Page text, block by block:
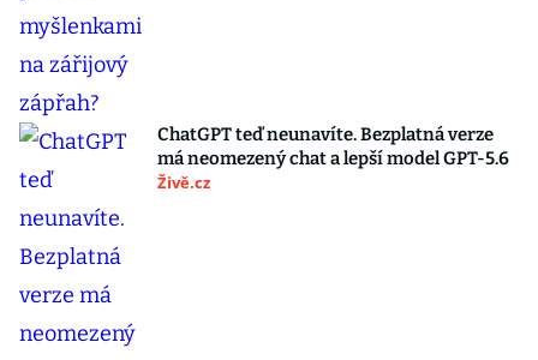
ChatGPT teď neunavíte. Bezplatná verze
má neomezený chat a lepší model GPT-5.6
Živě.cz